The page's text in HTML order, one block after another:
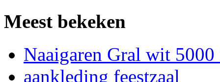
Meest bekeken
Naaigaren Gral wit 5000
aankleding feestzaal